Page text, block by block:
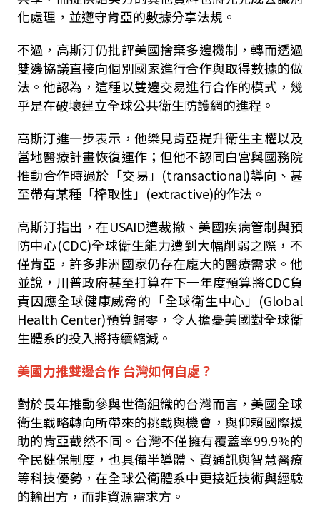
化處理，並遵守肯亞的數據分享法規。
不過，高斯汀仍批評美國捨棄多邊機制，轉而透過
雙邊協議直接向個別國家進行合作與取得數據的做
法。他認為，這種以雙邊交易進行合作的模式，幾
乎是在破壞建立全球公共衛生防護網的進程。
高斯汀進一步表示，他樂見肯亞提升衛生主權以及
當地醫療計畫恢復運作；但他不認同白宮與國務院
推動合作時過於「交易」(transactional)導向、甚
至帶有某種「榨取性」(extractive)的作法。
高斯汀指出，在USAID遭裁撤、美國疾病管制與預
防中心(CDC)全球衛生能力遭到大幅削弱之際，不
僅肯亞，許多非洲國家仍存在龐大的醫療需求。他
並說，川普政府甚至打算在下一年度預算將CDC負
責因應全球健康威脅的「全球衛生中心」(Global
Health Center)預算歸零，令人擔憂美國對全球衛
生體系的投入將持續縮減。
美國力推雙邊合作 台灣如何自處？
對於長年推動參與世衛組織的台灣而言，美國全球
衛生戰略轉向所帶來的挑戰與機會，與仰賴國際援
助的肯亞截然不同。台灣不僅擁有覆蓋率99.9%的
全民健保制度，也具備半導體、資通訊與智慧醫療
等科技優勢，在全球公衛體系中更接近技術與經驗
的輸出方，而非資源需求方。